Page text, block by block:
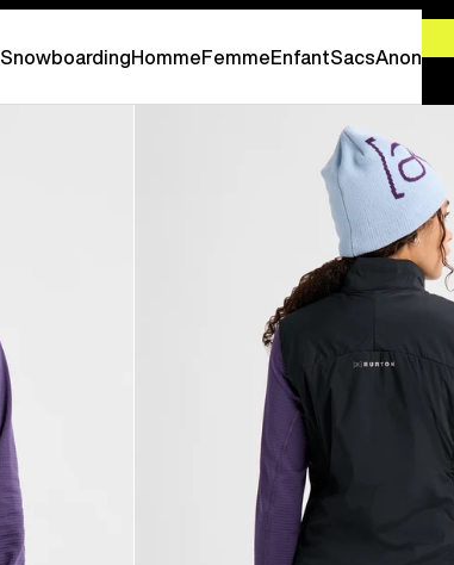
SnowboardingHommeFemmeEnfantSacsAnon